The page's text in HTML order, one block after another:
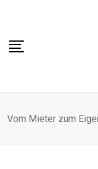
content
Vom Mieter zum